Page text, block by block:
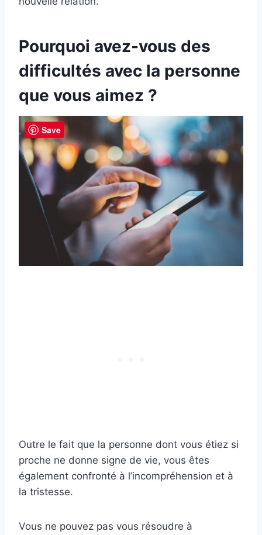
Pourquoi avez-vous des
difficultés avec la personne
que vous aimez ?
Outre le fait que la personne dont vous étiez si
proche ne donne signe de vie, vous êtes
également confronté à l’incompréhension et à
la tristesse.
Vous ne pouvez pas vous résoudre à
Save